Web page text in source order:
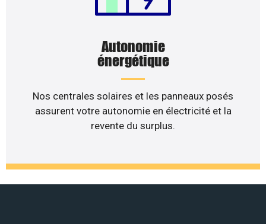
Autonomie
énergétique
Nos centrales solaires et les panneaux posés
assurent votre autonomie en électricité et la
revente du surplus.